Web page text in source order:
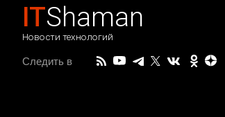
ITShaman
Новости технологий
Следить в